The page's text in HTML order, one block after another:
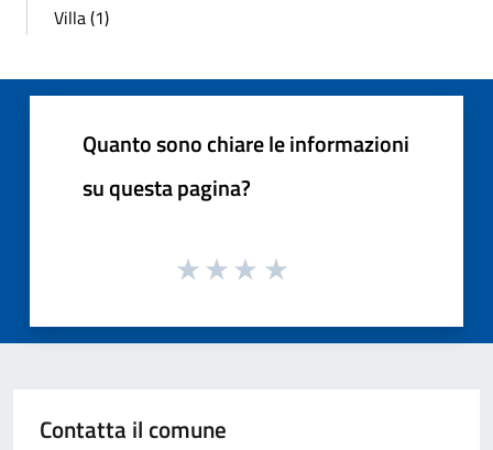
Villa (1)
Quanto sono chiare le informazioni
su questa pagina?
Contatta il comune